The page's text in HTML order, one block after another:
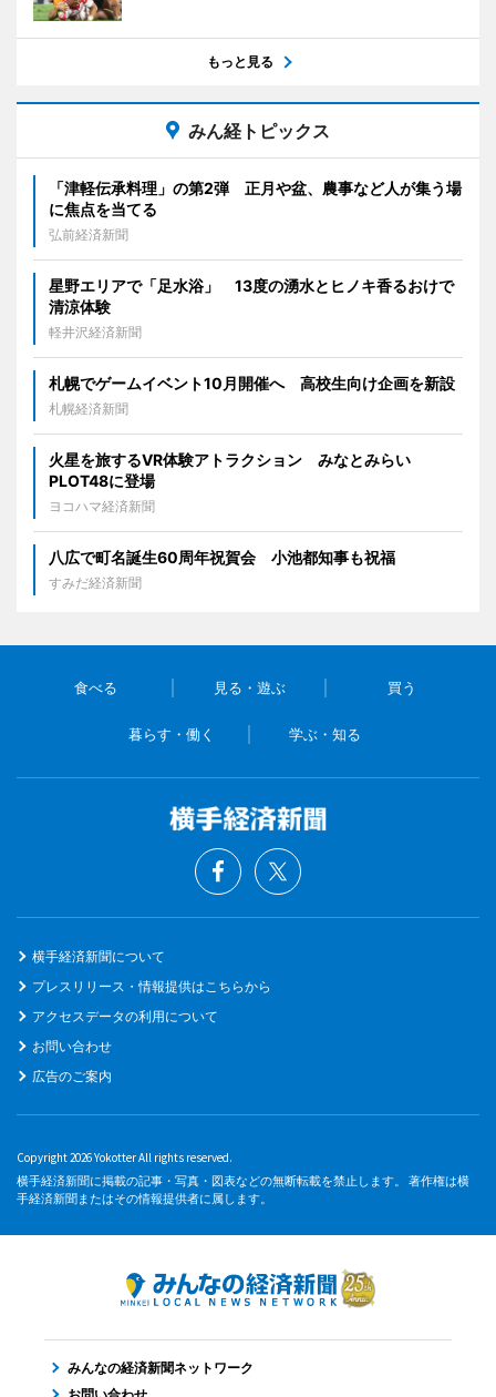
もっと見る
みん経トピックス
「津軽伝承料理」の第2弾 正月や盆、農事など人が集う場
に焦点を当てる
弘前経済新聞
星野エリアで「足水浴」 13度の湧水とヒノキ香るおけで
清涼体験
軽井沢経済新聞
札幌でゲームイベント10月開催へ 高校生向け企画を新設
札幌経済新聞
火星を旅するVR体験アトラクション みなとみらい
PLOT48に登場
ヨコハマ経済新聞
八広で町名誕生60周年祝賀会 小池都知事も祝福
すみだ経済新聞
食べる 見る・遊ぶ 買う
暮らす・働く 学ぶ・知る
横手経済新聞について
プレスリリース・情報提供はこちらから
アクセスデータの利用について
お問い合わせ
広告のご案内
Copyright 2026 Yokotter All rights reserved.
横手経済新聞に掲載の記事・写真・図表などの無断転載を禁止します。 著作権は横
手経済新聞またはその情報提供者に属します。
みんなの経済新聞ネットワーク
お問い合わせ